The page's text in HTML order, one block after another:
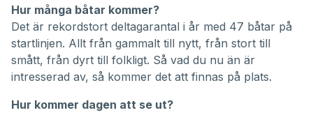
Hur många båtar kommer?
Det är rekordstort deltagarantal i år med 47 båtar på
startlinjen. Allt från gammalt till nytt, från stort till
smått, från dyrt till folkligt. Så vad du nu än är
intresserad av, så kommer det att finnas på plats.
Hur kommer dagen att se ut?